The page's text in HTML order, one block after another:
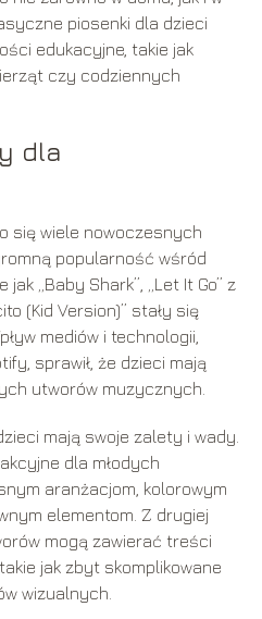
piosenki dla dzieci
edukacyjne, takie jak
czy codziennych
dla
się wiele nowoczesnych
popularność wśród
„Baby Shark”, „Let It Go” z
(Kid Version)” stały się
mediów i technologii,
sprawił, że dzieci mają
utworów muzycznych.
mają swoje zalety i wady.
dla młodych
aranżacjom, kolorowym
elementom. Z drugiej
mogą zawierać treści
jak zbyt skomplikowane
wizualnych.